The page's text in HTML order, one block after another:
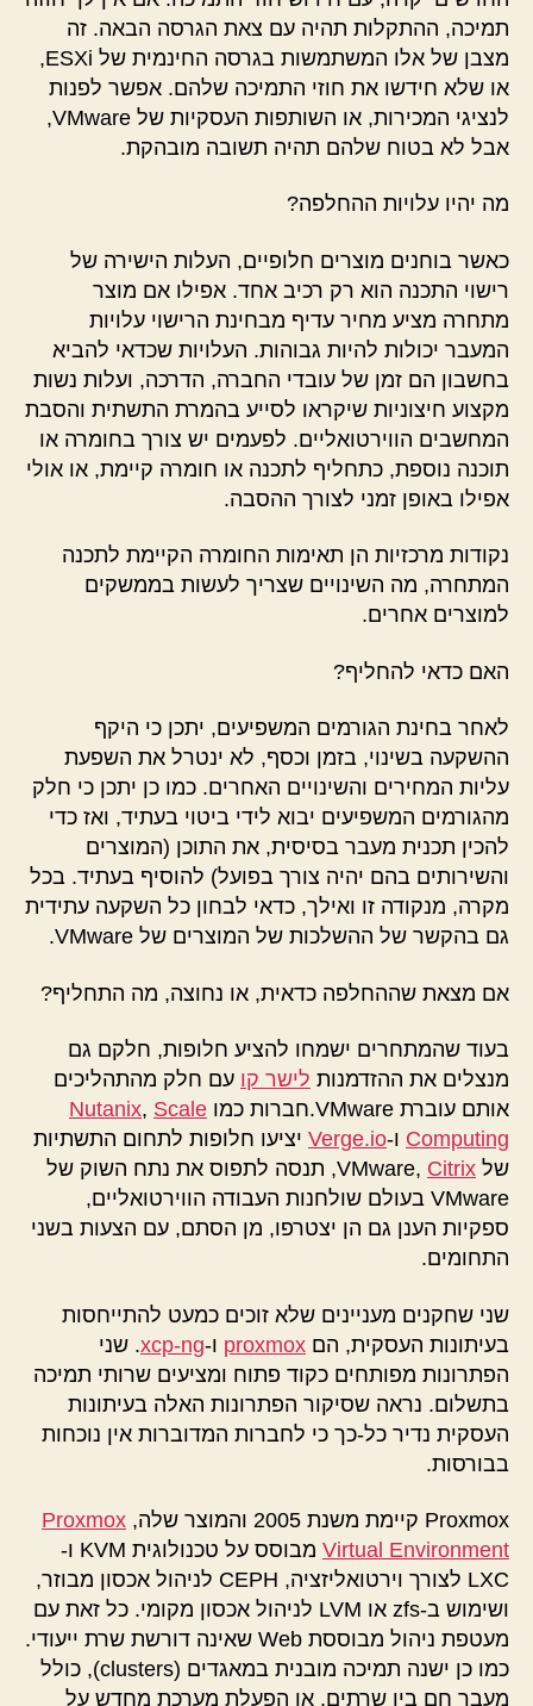
תמיכה, ההתקלות תהיה עם צאת הגרסה הבאה. זה
מצבן של אלו המשתמשות בגרסה החינמית של ESXi,
או שלא חידשו את חוזי התמיכה שלהם. אפשר לפנות
לנציגי המכירות, או השותפות העסקיות של VMware,
אבל לא בטוח שלהם תהיה תשובה מובהקת.
מה יהיו עלויות ההחלפה?
כאשר בוחנים מוצרים חלופיים, העלות הישירה של
רישוי התכנה הוא רק רכיב אחד. אפילו אם מוצר
מתחרה מציע מחיר עדיף מבחינת הרישוי עלויות
המעבר יכולות להיות גבוהות. העלויות שכדאי להביא
בחשבון הם זמן של עובדי החברה, הדרכה, ועלות נשות
מקצוע חיצוניות שיקראו לסייע בהמרת התשתית והסבת
המחשבים הווירטואליים. לפעמים יש צורך בחומרה או
תוכנה נוספת, כתחליף לתכנה או חומרה קיימת, או אולי
אפילו באופן זמני לצורך ההסבה.
נקודות מרכזיות הן תאימות החומרה הקיימת לתכנה
המתחרה, מה השינויים שצריך לעשות בממשקים
למוצרים אחרים.
האם כדאי להחליף?
לאחר בחינת הגורמים המשפיעים, יתכן כי היקף
ההשקעה בשינוי, בזמן וכסף, לא ינטרל את השפעת
עליות המחירים והשינויים האחרים. כמו כן יתכן כי חלק
מהגורמים המשפיעים יבוא לידי ביטוי בעתיד, ואז כדי
להכין תכנית מעבר בסיסית, את התוכן (המוצרים
והשירותים בהם יהיה צורך בפועל) להוסיף בעתיד. בכל
מקרה, מנקודה זו ואילך, כדאי לבחון כל השקעה עתידית
גם בהקשר של ההשלכות של המוצרים של VMware.
אם מצאת שההחלפה כדאית, או נחוצה, מה התחליף?
בעוד שהמתחרים ישמחו להציע חלופות, חלקם גם
מנצלים את ההזדמנות לישר קו עם חלק מהתהליכים
אותם עוברת VMware.חברות כמו
Nutanix, Scale
Computing ו-Verge.io יציעו חלופות לתחום התשתיות
של VMware, Citrix
, תנסה לתפוס את נתח השוק של
VMware בעולם שולחנות העבודה הווירטואליים,
ספקיות הענן גם הן יצטרפו, מן הסתם, עם הצעות בשני
התחומים.
שני שחקנים מעניינים שלא זוכים כמעט להתייחסות
בעיתונות העסקית, הם proxmox ו-xcp-ng. שני
הפתרונות מפותחים כקוד פתוח ומציעים שרותי תמיכה
בתשלום. נראה שסיקור הפתרונות האלה בעיתונות
העסקית נדיר כל-כך כי לחברות המדוברות אין נוכחות
בבורסות.
Proxmox קיימת משנת 2005 והמוצר שלה,
Proxmox
Virtual Environment
מבוסס על טכנולוגית KVM ו-
LXC לצורך וירטואליזציה, CEPH לניהול אכסון מבוזר,
ושימוש ב-zfs או LVM לניהול אכסון מקומי. כל זאת עם
מעטפת ניהול מבוססת Web שאינה דורשת שרת ייעודי.
כמו כן ישנה תמיכה מובנית במאגדים (clusters), כולל
מעבר חם בין שרתים, או הפעלת מערכת מחדש על